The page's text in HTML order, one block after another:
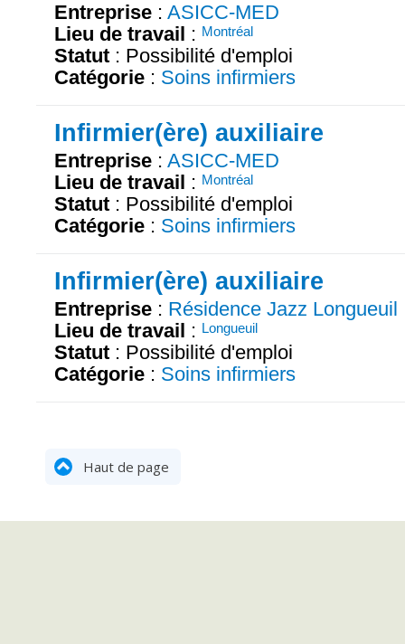
Entreprise : ASICC-MED
Lieu de travail : Montréal
Statut : Possibilité d'emploi
Catégorie : Soins infirmiers
Infirmier(ère) auxiliaire
Entreprise : ASICC-MED
Lieu de travail : Montréal
Statut : Possibilité d'emploi
Catégorie : Soins infirmiers
Infirmier(ère) auxiliaire
Entreprise : Résidence Jazz Longueuil
Lieu de travail : Longueuil
Statut : Possibilité d'emploi
Catégorie : Soins infirmiers
Haut de page